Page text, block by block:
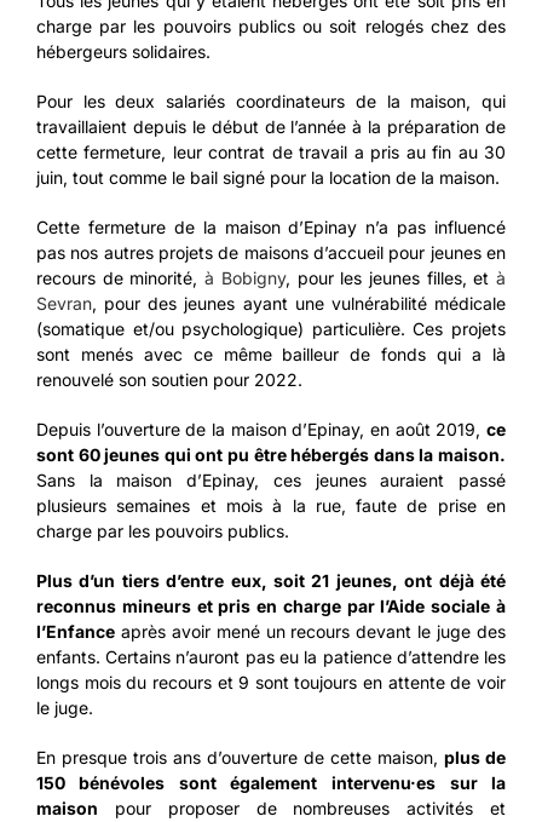
charge par les pouvoirs publics ou soit relogés chez des
hébergeurs solidaires.
Pour les deux salariés coordinateurs de la maison, qui
travaillaient depuis le début de l’année à la préparation de
cette fermeture, leur contrat de travail a pris au fin au 30
juin, tout comme le bail signé pour la location de la maison.
Cette fermeture de la maison d’Epinay n’a pas influencé
pas nos autres projets de maisons d’accueil pour jeunes en
recours de minorité,à Bobigny, pour les jeunes filles, età
Sevran, pour des jeunes ayant une vulnérabilité médicale
(somatique et/ou psychologique) particulière. Ces projets
sont menés avec ce même bailleur de fonds qui a là
renouvelé son soutien pour 2022.
Depuis l’ouverture de la maison d’Epinay, en août 2019,ce
sont 60 jeunes qui ont pu être hébergés dans la maison.
Sans la maison d’Epinay, ces jeunes auraient passé
plusieurs semaines et mois à la rue, faute de prise en
charge par les pouvoirs publics.
Plus d’un tiers d’entre eux, soit 21 jeunes, ont déjà été
reconnus mineurs et pris en charge par l’Aide sociale à
l’Enfanceaprès avoir mené un recours devant le juge des
enfants. Certains n’auront pas eu la patience d’attendre les
longs mois du recours et 9 sont toujours en attente de voir
le juge.
En presque trois ans d’ouverture de cette maison,plus de
150 bénévoles sont également intervenu·es sur la
maison pour proposer de nombreuses activités et